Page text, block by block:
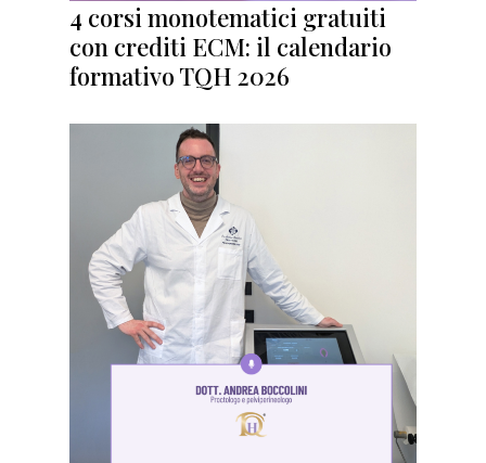
4 corsi monotematici gratuiti
con crediti ECM: il calendario
formativo TQH 2026